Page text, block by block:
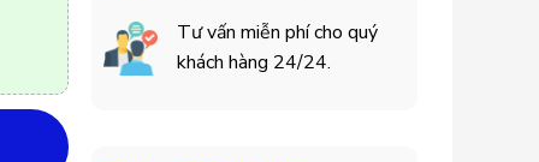
Tư vấn miễn phí cho quý
khách hàng 24/24.